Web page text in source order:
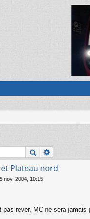
Plateau nord
nov. 2004, 10:15
pas rever, MC ne sera